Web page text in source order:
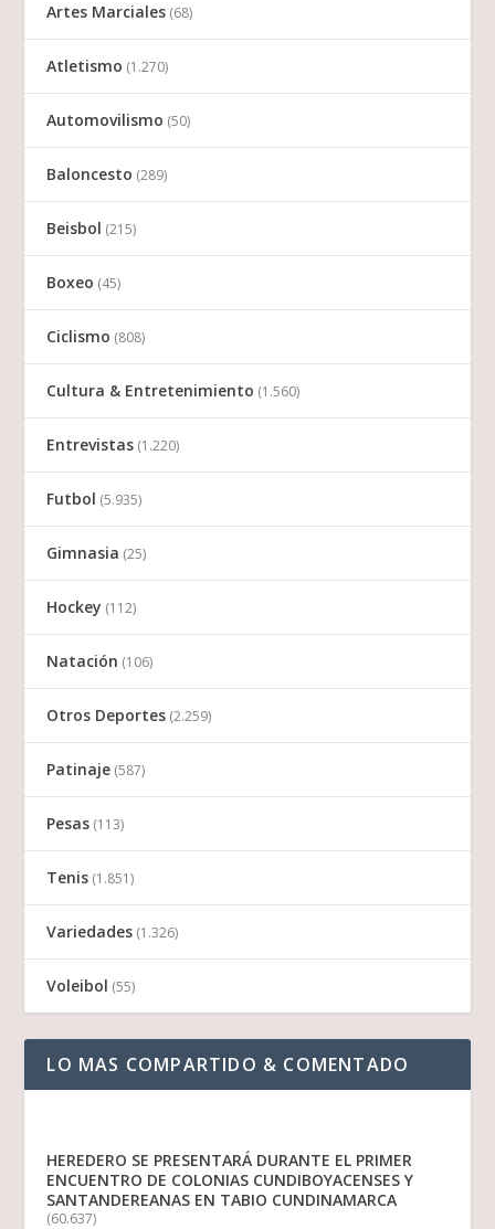
Artes Marciales (68)
Atletismo (1.270)
Automovilismo (50)
Baloncesto (289)
Beisbol (215)
Boxeo (45)
Ciclismo (808)
Cultura & Entretenimiento (1.560)
Entrevistas (1.220)
Futbol (5.935)
Gimnasia (25)
Hockey (112)
Natación (106)
Otros Deportes (2.259)
Patinaje (587)
Pesas (113)
Tenis (1.851)
Variedades (1.326)
Voleibol (55)
LO MAS COMPARTIDO & COMENTADO
HEREDERO SE PRESENTARÁ DURANTE EL PRIMER
ENCUENTRO DE COLONIAS CUNDIBOYACENSES Y
SANTANDEREANAS EN TABIO CUNDINAMARCA
(60.637)